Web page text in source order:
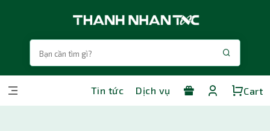
Tin tức Dịch vụ Cart